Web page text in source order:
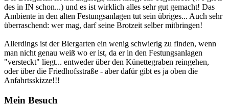
des in IN schon...) und es ist wirklich alles sehr gut gemacht! Das
Ambiente in den alten Festungsanlagen tut sein übriges... Auch sehr
überraschend: wer mag, darf seine Brotzeit selber mitbringen!
Allerdings ist der Biergarten ein wenig schwierig zu finden, wenn
man nicht genau weiß wo er ist, da er in den Festungsanlagen
"versteckt" liegt... entweder über den Künettegraben reingehen,
oder über die Friedhofsstraße - aber dafür gibt es ja oben die
Anfahrtsskizze!!!
Mein Besuch